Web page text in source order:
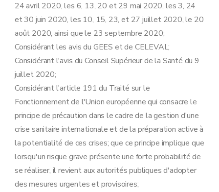
24 avril 2020, les 6, 13, 20 et 29 mai 2020, les 3, 24
et 30 juin 2020, les 10, 15, 23, et 27 juillet 2020, le 20
août 2020, ainsi que le 23 septembre 2020;
Considérant les avis du GEES et de CELEVAL;
Considérant l'avis du Conseil Supérieur de la Santé du 9
juillet 2020;
Considérant l'article 191 du Traité sur le
Fonctionnement de l'Union européenne qui consacre le
principe de précaution dans le cadre de la gestion d'une
crise sanitaire internationale et de la préparation active à
la potentialité de ces crises; que ce principe implique que
lorsqu'un risque grave présente une forte probabilité de
se réaliser, il revient aux autorités publiques d'adopter
des mesures urgentes et provisoires;